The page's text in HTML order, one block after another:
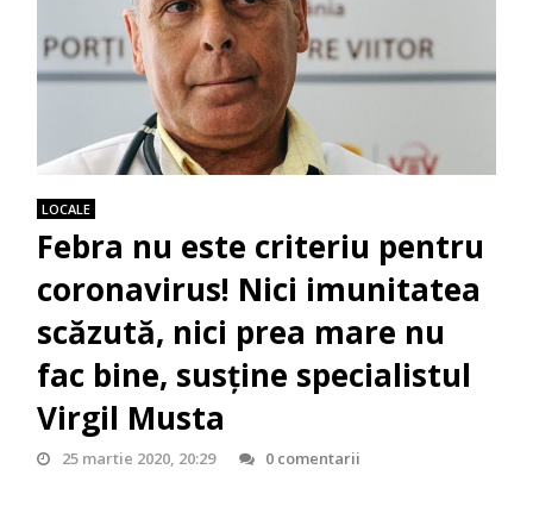
LOCALE
Febra nu este criteriu pentru
coronavirus! Nici imunitatea
scăzută, nici prea mare nu
fac bine, susţine specialistul
Virgil Musta
25 martie 2020, 20:29 0 comentarii